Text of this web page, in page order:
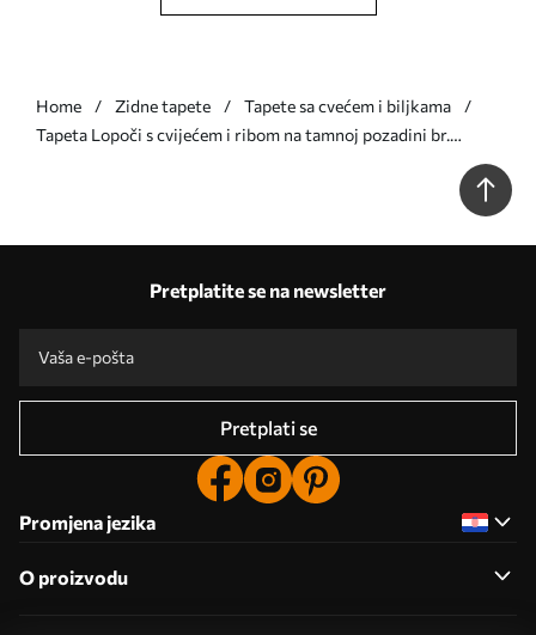
Home Zidne tapete
Tapete sa cvećem i biljkama
Tapeta Lopoči s cvijećem i ribom na tamnoj pozadini br.
Pretplatite se na newsletter
Pretplati se
Promjena jezika
O proizvodu